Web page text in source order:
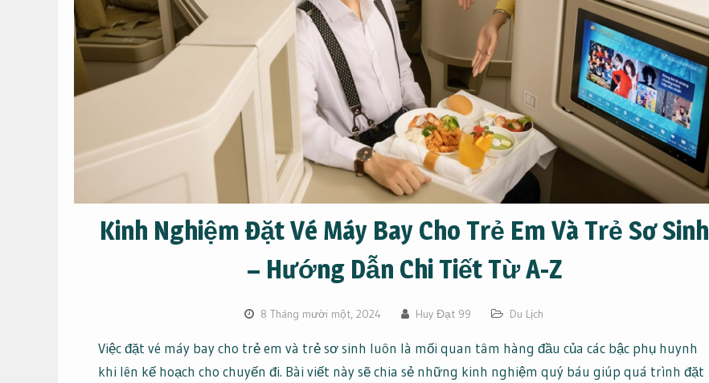
Kinh Nghiệm Đặt Vé Máy Bay Cho Trẻ Em Và Trẻ Sơ Sinh
– Hướng Dẫn Chi Tiết Từ A-Z
8 Tháng mười một, 2024 Huy Đạt 99 Du Lịch
Việc đặt vé máy bay cho trẻ em và trẻ sơ sinh luôn là mối quan tâm hàng đầu của các bậc phụ huynh
khi lên kế hoạch cho chuyến đi. Bài viết này sẽ chia sẻ những kinh nghiệm quý báu giúp quá trình đặt